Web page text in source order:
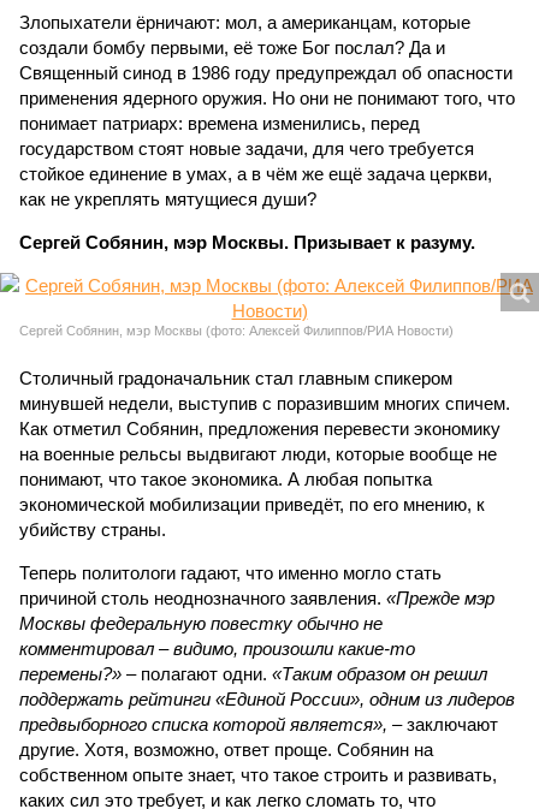
Злопыхатели ёрничают: мол, а американцам, которые
создали бомбу первыми, её тоже Бог послал? Да и
Священный синод в 1986 году предупреждал об опасности
применения ядерного оружия. Но они не понимают того, что
понимает патриарх: времена изменились, перед
государством стоят новые задачи, для чего требуется
стойкое единение в умах, а в чём же ещё задача церкви,
как не укреплять мятущиеся души?
Сергей Собянин, мэр Москвы. Призывает к разуму.
Сергей Собянин, мэр Москвы (фото: Алексей Филиппов/РИА Новости)
Столичный градоначальник стал главным спикером
минувшей недели, выступив с поразившим многих спичем.
Как отметил Собянин, предложения перевести экономику
на военные рельсы выдвигают люди, которые вообще не
понимают, что такое экономика. А любая попытка
экономической мобилизации приведёт, по его мнению, к
убийству страны.
Теперь политологи гадают, что именно могло стать
причиной столь неоднозначного заявления. «Прежде мэр
Москвы федеральную повестку обычно не
комментировал – видимо, произошли какие-то
перемены?» – полагают одни. «Таким образом он решил
поддержать рейтинги «Единой России», одним из лидеров
предвыборного списка которой является», – заключают
другие. Хотя, возможно, ответ проще. Собянин на
собственном опыте знает, что такое строить и развивать,
каких сил это требует, и как легко сломать то, что